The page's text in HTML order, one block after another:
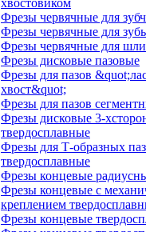
хвостовиком
Фрезы червячные для
Фрезы червячные для
Фрезы червячные для
Фрезы дисковые пазовые
Фрезы для пазов
хвост&quot;
Фрезы для пазов
Фрезы дисковые 3-
твердосплавные
Фрезы для Т-образных
твердосплавные
Фрезы концевые
Фрезы концевые с
креплением
Фрезы концевые